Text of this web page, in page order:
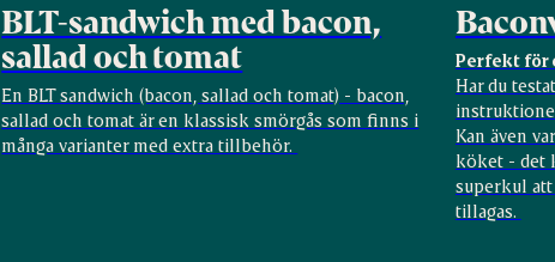
BLT-sandwich med bacon,
sallad och tomat
En BLT sandwich (bacon, sallad och tomat) - bacon,
sallad och tomat är en klassisk smörgås som finns i
många varianter med extra tillbehör.
Perfekt för
Har du
Kan även
köket - det
superkul att
tillagas.